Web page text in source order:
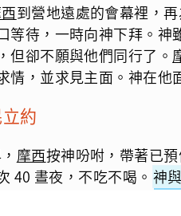
到營地遠處的會幕裡，
等待，一時向神下拜。
，但卻不願與他們同行了。
情，並求見主面。神在
約
摩西按神吩咐，帶著已
40 晝夜，不吃不喝。 神
誡